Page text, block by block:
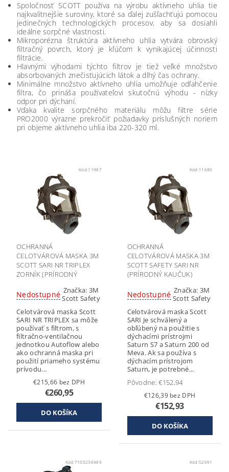
Spoločnosť SCOTT používa na výrobu aktívneho uhlia tie
najkvalitnejšie suroviny, ktoré sa ďalej zušľachťujú pomocou
jedinečných technologických procesov, aby sa dosiahli
ideálne sorpčné vlastnosti.
Mikroporézna štruktúra aktívneho uhlia vytvára obrovský
filtračný povrch, ktorý je kľúčom k vynikajúcej účinnosti
filtrácie.
Hlavnými výhodami týchto filtrov je tiež veľké množstvo
absorbovaných znečisťujúcich látok a dlhý čas ochrany.
Minimálne množstvo aktívneho uhlia umožňuje odľahčenie
filtra, čo prináša používateľovi skutočnú výhodu - nízky
odpor pri dýchaní.
Vďaka kvalite sorpčného materiálu môžu filtre série
PRO2000 výrazne prekročiť požiadavky príslušných noriem
pri objeme aktívneho uhlia iba 220-320 ml.
Kód: 11987
OCHRANNÁ
CELOTVÁROVÁ MASKA 3M
SCOTT SARI NR TRIPLEX
ZORNÍK (PRÍRODNÝ
Nedostupné Značka:3M
Scott Safety
Celotvárová maska Scott
SARI NR TRIPLEX sa môže
používať s filtrom, s
filtračno-ventilačnou
jednotkou Autoflow alebo
ako ochranná maska pri
použití priameho systému
prívodu...
€215,66 bez DPH
€260,95
Kód: 11680
OCHRANNÁ
CELOTVÁROVÁ MASKA 3M
SCOTT SAFETY SARI NR
(PRÍRODNÝ KAUČUK)
Nedostupné Značka: 3M
Scott Safety
Celotvárová maska Scott
SARI Je schválený a
obľúbený na použitie s
dýchacími prístrojmi
Saturn S7 a Saturn 200 od
Meva. Ak sa používa s
dýchacím prístrojom
Saturn, je potrebné...
Pôvodne:€152,94
€126,39 bez DPH
€152,93
Kód:7100236989 Kód:52691